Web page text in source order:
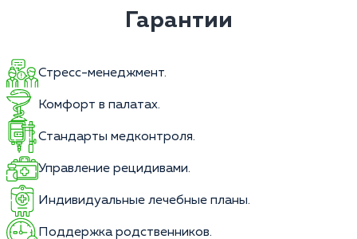
Гарантии
Стресс-менеджмент.
Комфорт в палатах.
Стандарты медконтроля.
Управление рецидивами.
Индивидуальные лечебные планы.
Поддержка родственников.